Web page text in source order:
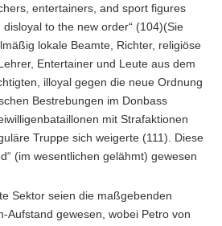
entertainers, and sport figures
to the new order“ (104)(Sie
lokale Beamte, Richter, religiöse
Entertainer und Leute aus dem
illoyal gegen die neue Ordnung
Bestrebungen im Donbass
mit Strafaktionen
Truppe sich weigerte (111). Diese
(im wesentlichen gelähmt) gewesen
Sektor seien die maßgebenden
Aufstand gewesen, wobei Petro von